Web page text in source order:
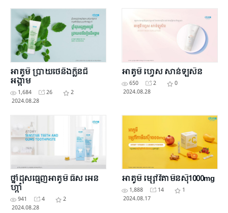
អាតូមី ប្រាយថេនីងក្លិនជី
អង្កាម
1,684 26
2
2024.08.28
អាតូមី ហ្វេស សាន់ឡូសិន
650 2
0
2024.08.28
ថ្នាំដុសធ្មេញអាតូមី ធីស អេន
ហ្កាំ
941 4
2
2024.08.28
អាតូមី ម្សៅវីតាមីនស៊ី1000mg
1,888 14
1
2024.08.17